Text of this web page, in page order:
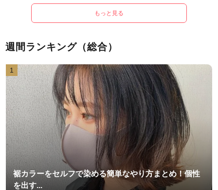
もっと見る
週間ランキング（総合）
1
裾カラーをセルフで染める簡単なやり方まとめ！個性
を出す...